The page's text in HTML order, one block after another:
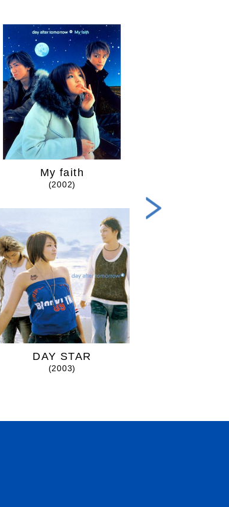
My faith
(2002)
DAY STAR
(2003)